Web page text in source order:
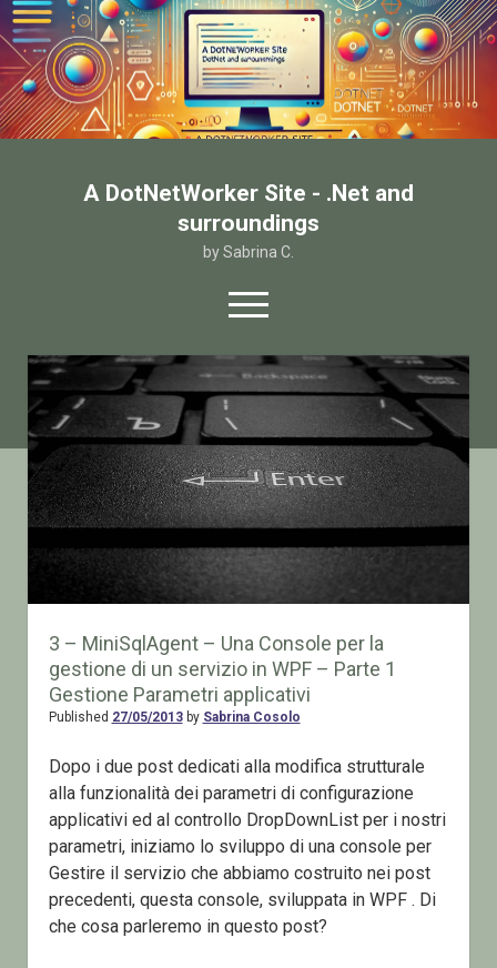
A DotNetWorker Site - .Net and
surroundings
by Sabrina C.
open
menu
twitterfacebook
email-form
Home
Chi sono
Contatto
3 – MiniSqlAgent – Una Console per la
gestione di un servizio in WPF – Parte 1
Gestione Parametri applicativi
Published 27/05/2013by Sabrina Cosolo
Dopo i due post dedicati alla modifica strutturale
alla funzionalità dei parametri di configurazione
applicativi ed al controllo DropDownList per i nostri
parametri, iniziamo lo sviluppo di una console per
Gestire il servizio che abbiamo costruito nei post
precedenti, questa console, sviluppata in WPF . Di
che cosa parleremo in questo post?